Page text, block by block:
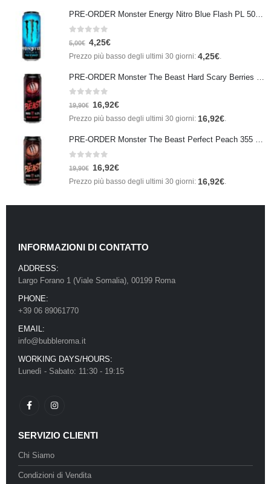
PRE-ORDER Monster Energy Nitro Blue Flash PL 500 ml IN ARRIVO IL 21 SETTEMBRE
Su 5
5,00€ 4,25€
Prezzo più basso degli ultimi 30 giorni: 4,25€.
Su 5
19,90€ 16,92€
Prezzo più basso degli ultimi 30 giorni: 16,92€.
PRE-ORDER Monster The Beast Perfect Peach 355 ml IN ARRIVO ENTRO IL 21 SETTEMBRE
Su 5
19,90€ 16,92€
Prezzo più basso degli ultimi 30 giorni: 16,92€
INFORMAZIONI DI CONTATTO
ADDRESS:
Largo Forano 1 (Viale Somalia), 00199 Roma
PHONE:
+39 06 89061770
EMAIL:
info@bubbleroma.it
WORKING DAYS/HOURS:
Lunedì - Sabato: 11:30 - 19:15
SERVIZIO CLIENTI
Chi Siamo
Condizioni di Vendita